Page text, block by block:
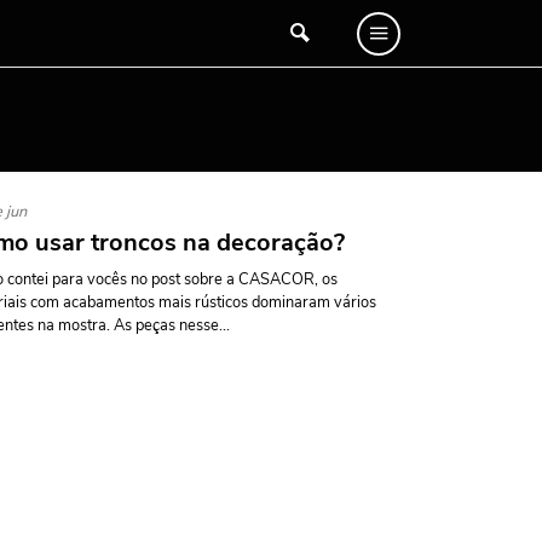
jun
usar troncos na decoração?
contei para vocês no post sobre a CASACOR, os
com acabamentos mais rústicos dominaram vários
na mostra. As peças nesse...